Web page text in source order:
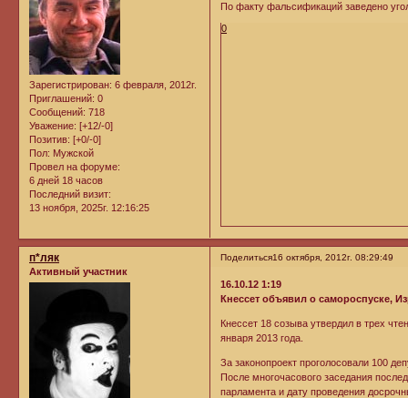
Зарегистрирован: 6 февраля, 2012г.
Приглашений: 0
Сообщений: 718
Уважение: [+12/-0]
Позитив: [+0/-0]
Пол: Мужской
Провел на форуме:
6 дней 18 часов
Последний визит:
13 ноября, 2025г. 12:16:25
По факту фальсификаций заведено
0
Поделиться16 октября, 2012г. 08:29:49
п*ляк
Активный участник
16.10.12 1:19
Кнессет объявил о самороспуске,
Кнессет 18 созыва утвердил в трех
января 2013 года.
За законопроект проголосовали 100
После многочасового заседания
парламента и дату проведения